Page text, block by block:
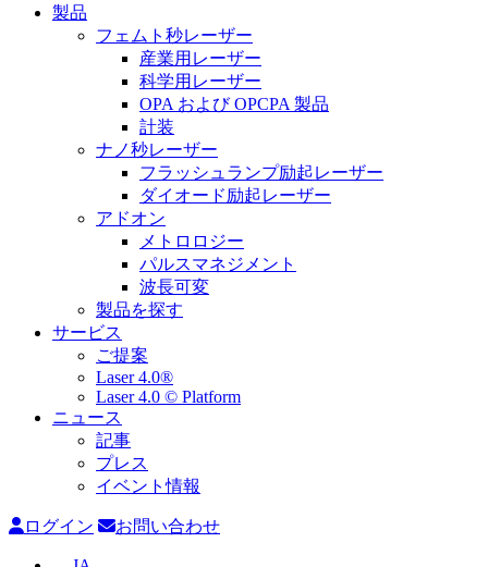
製品
フェムト秒レーザー
産業用レーザー
科学用レーザー
OPA および OPCPA 製品
計装
ナノ秒レーザー
フラッシュランプ励起レーザー
ダイオード励起レーザー
アドオン
メトロロジー
パルスマネジメント
波長可変
製品を探す
サービス
ご提案
Laser 4.0®
Laser 4.0 © Platform
ニュース
記事
プレス
イベント情報
ログイン お問い合わせ